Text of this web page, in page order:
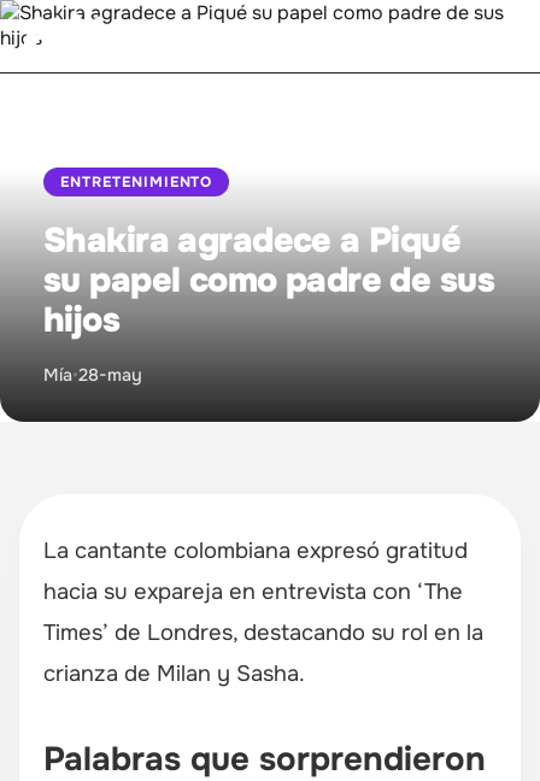
Bienestar
Entretenimiento
Mujer Empoderada
Proyecto MIA
ENTRETENIMIENTO
Shakira agradece a Piqué
su papel como padre de sus
hijos
Mía•28-may
La cantante colombiana expresó gratitud
hacia su expareja en entrevista con ‘The
Times’ de Londres, destacando su rol en la
crianza de Milan y Sasha.
Palabras que sorprendieron